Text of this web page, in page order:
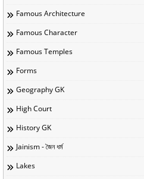
Famous Architecture
Famous Character
Famous Temples
Forms
Geography GK
High Court
History GK
Jainism - জৈন ধর্ম
Lakes